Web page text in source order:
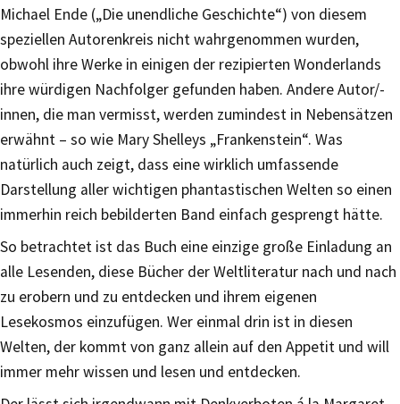
Michael Ende („Die unendliche Geschichte“) von diesem
speziellen Autorenkreis nicht wahrgenommen wurden,
obwohl ihre Werke in einigen der rezipierten Wonderlands
ihre würdigen Nachfolger gefunden haben. Andere Autor/-
innen, die man vermisst, werden zumindest in Nebensätzen
erwähnt – so wie Mary Shelleys „Frankenstein“. Was
natürlich auch zeigt, dass eine wirklich umfassende
Darstellung aller wichtigen phantastischen Welten so einen
immerhin reich bebilderten Band einfach gesprengt hätte.
So betrachtet ist das Buch eine einzige große Einladung an
alle Lesenden, diese Bücher der Weltliteratur nach und nach
zu erobern und zu entdecken und ihrem eigenen
Lesekosmos einzufügen. Wer einmal drin ist in diesen
Welten, der kommt von ganz allein auf den Appetit und will
immer mehr wissen und lesen und entdecken.